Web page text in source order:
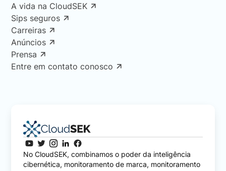
A vida na CloudSEK
Sips seguros
Carreiras
Anúncios
Prensa
Entre em contato conosco
No CloudSEK, combinamos o poder da inteligência
cibernética, monitoramento de marca, monitoramento